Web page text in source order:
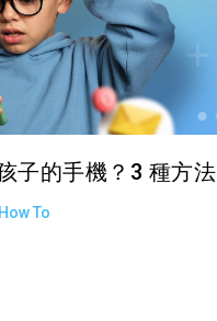
推特
子的手機？3 種方法
How To